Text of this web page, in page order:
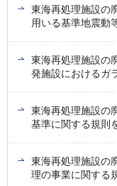
東海再処理施設の
用いる基準地震動
東海再処理施設の
発施設におけるガ
東海再処理施設の
基準に関する規則
東海再処理施設の
理の事業に関する